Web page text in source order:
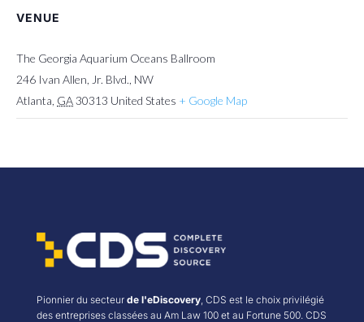
VENUE
The Georgia Aquarium Oceans Ballroom
246 Ivan Allen, Jr. Blvd., NW
Atlanta GA30313 United States + Google Map
Pionnier du secteur de l'eDiscovery, CDS est le choix privilégié
des entreprises classées au Am Law 100 et au Fortune 500. CDS